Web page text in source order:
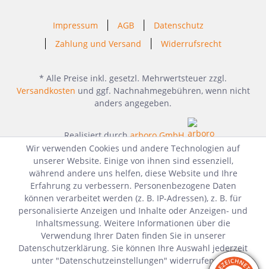
Impressum AGB
Datenschutz
Zahlung und Versand
Widerrufsrecht
* Alle Preise inkl. gesetzl. Mehrwertsteuer zzgl.
Versandkosten und ggf. Nachnahmegebühren, wenn nicht
anders angegeben.
Realisiert durcharboro GmbH
Wir verwenden Cookies und andere Technologien auf
unserer Website. Einige von ihnen sind essenziell,
während andere uns helfen, diese Website und Ihre
Erfahrung zu verbessern. Personenbezogene Daten
können verarbeitet werden (z. B. IP-Adressen), z. B. für
personalisierte Anzeigen und Inhalte oder Anzeigen- und
Inhaltsmessung. Weitere Informationen über die
Verwendung Ihrer Daten finden Sie in unserer
Datenschutzerklärung. Sie können Ihre Auswahl jederzeit
unter "Datenschutzeinstellungen" widerrufen oder